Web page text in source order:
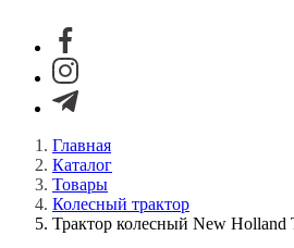
Главная
Каталог
Товары
Колесный трактор
Трактор колесный New Holland